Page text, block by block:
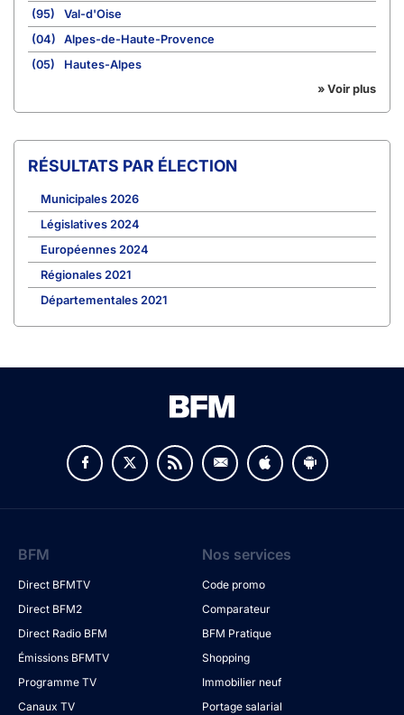
(95)
Val-d'Oise
(04)
Alpes-de-Haute-Provence
(05)
Hautes-Alpes
» Voir plus
RÉSULTATS PAR ÉLECTION
Municipales 2026
Législatives 2024
Européennes 2024
Régionales 2021
Départementales 2021
BFM
Direct BFMTV
Direct BFM2
Direct Radio BFM
Émissions BFMTV
Programme TV
Canaux TV
Nos services
Code promo
Comparateur
BFM Pratique
Shopping
Immobilier neuf
Portage salarial